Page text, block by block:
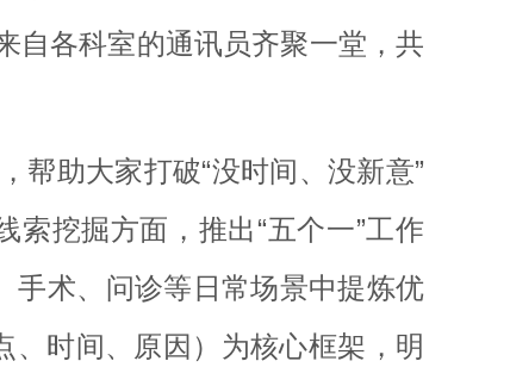
自各科室的通讯员齐聚一堂，共
帮助大家打破“没时间、没新意”
挖掘方面，推出“五个一”工作
手术、问诊等日常场景中提炼优
、时间、原因）为核心框架，明